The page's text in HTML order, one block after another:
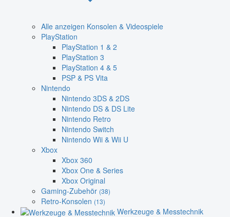
Alle anzeigen Konsolen & Videospiele
PlayStation
PlayStation 1 & 2
PlayStation 3
PlayStation 4 & 5
PSP & PS Vita
Nintendo
Nintendo 3DS & 2DS
Nintendo DS & DS Lite
Nintendo Retro
Nintendo Switch
Nintendo Wii & Wii U
Xbox
Xbox 360
Xbox One & Series
Xbox Original
Gaming-Zubehör (38)
Retro-Konsolen (13)
Werkzeuge & Messtechnik